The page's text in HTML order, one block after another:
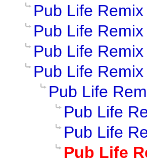
Pub Life Remix
Pub Life Remix
Pub Life Remix
Pub Life Remix
Pub Life
Pub Life
Pub Life
Pub Life